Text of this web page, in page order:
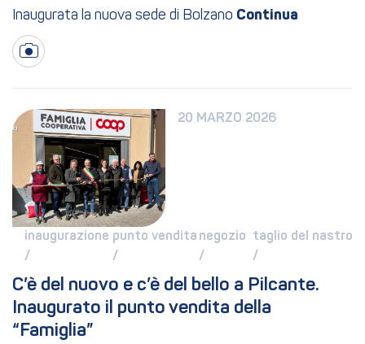
Inaugurata la nuova sede di Bolzano
20 MARZO 2026
inaugurazione
/
punto vendita
/
negozio
/
taglio del nastro
/
C’è del nuovo e c’è del bello a Pilcante.
Inaugurato il punto vendita della
“Famiglia”